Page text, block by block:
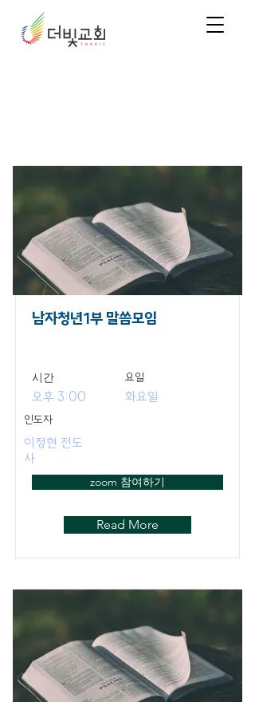
남자청년1부 말씀모임
​시간
오후 3:00
요일
화요일
인도자
이정현 전도
사
zoom 참여하기
Read More